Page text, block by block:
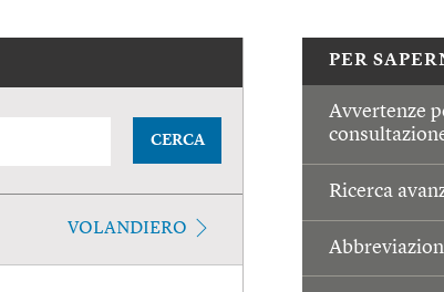
PER
Avvertenze
Ricerca
CERCA
VOLANDIERO